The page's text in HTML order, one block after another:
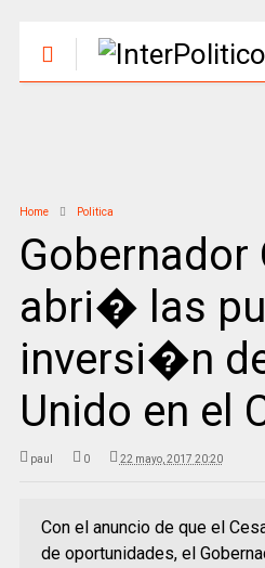
Home Politica
Gobernador
abri� las
inversi�n
Unido en el
paul 0 22 mayo, 2017 20:20
Con el anuncio de que el
de oportunidades, el